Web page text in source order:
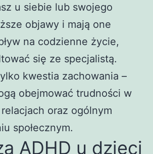
u siebie lub swojego
objawy i mają one
na codzienne życie,
się ze specjalistą.
kwestia zachowania –
obejmować trudności w
oraz ogólnym
społecznym.
ADHD u dzieci